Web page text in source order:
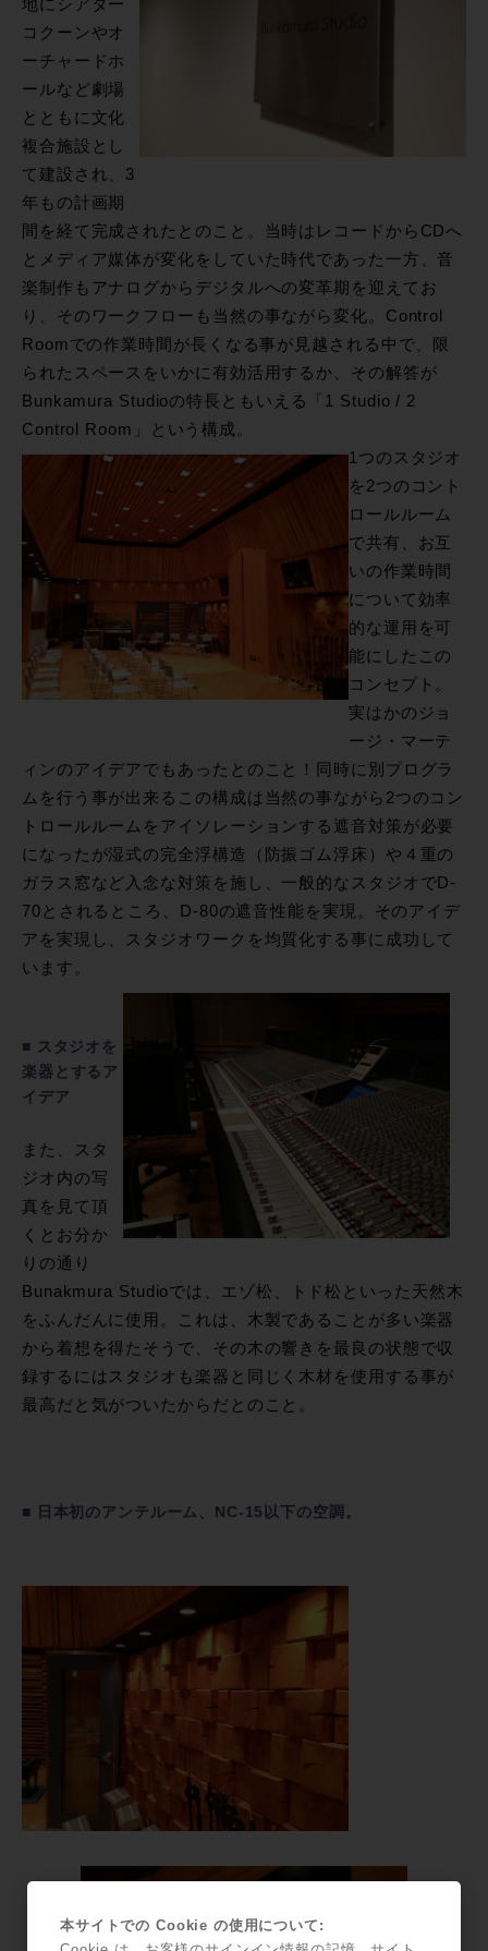
地にシアター
コクーンやオ
ーチャードホ
ールなど劇場
とともに文化
複合施設とし
て建設され、3
年もの計画期
間を経て完成されたとのこと。当時はレコードからCDへ
とメディア媒体が変化をしていた時代であった一方、音
楽制作もアナログからデジタルへの変革期を迎えてお
り、そのワークフローも当然の事ながら変化。Control
Roomでの作業時間が長くなる事が見越される中で、限
られたスペースをいかに有効活用するか、その解答が
Bunkamura Studioの特長ともいえる「1 Studio / 2
Control Room」という構成。
1つのスタジオ
を2つのコント
ロールルーム
で共有、お互
いの作業時間
について効率
的な運用を可
能にしたこの
コンセプト。
実はかのジョ
ージ・マーテ
ィンのアイデアでもあったとのこと！同時に別プログラ
ムを行う事が出来るこの構成は当然の事ながら2つのコン
トロールルームをアイソレーションする遮音対策が必要
になったが湿式の完全浮構造（防振ゴム浮床）や４重の
ガラス窓など入念な対策を施し、一般的なスタジオでD-
70とされるところ、D-80の遮音性能を実現。そのアイデ
アを実現し、スタジオワークを均質化する事に成功して
います。
■ スタジオを
楽器とするア
イデア
また、スタ
ジオ内の写
真を見て頂
くとお分か
りの通り
Bunakmura Studioでは、エゾ松、トド松といった天然木
をふんだんに使用。これは、木製であることが多い楽器
から着想を得たそうで、その木の響きを最良の状態で収
録するにはスタジオも楽器と同じく木材を使用する事が
最高だと気がついたからだとのこと。
■ 日本初のアンテルーム、NC-15以下の空調。
本サイトでの Cookie の使用について: